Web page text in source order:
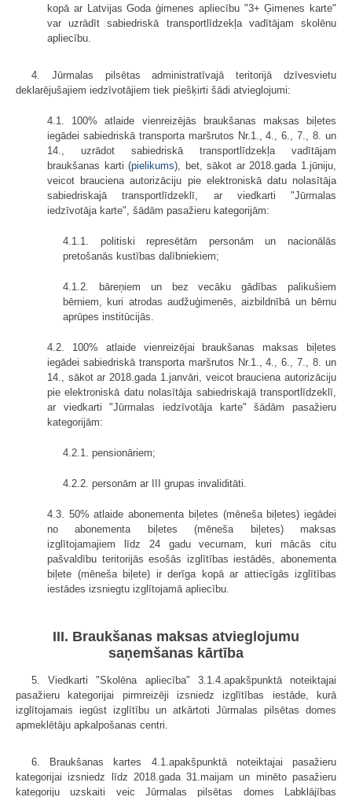
kopā ar Latvijas Goda ģimenes apliecību "3+ Ģimenes karte"
var uzrādīt sabiedriskā transportlīdzekļa vadītājam skolēnu
apliecību.
4. Jūrmalas pilsētas administratīvajā teritorijā dzīvesvietu
deklarējušajiem iedzīvotājiem tiek piešķirti šādi atvieglojumi:
4.1. 100% atlaide vienreizējās braukšanas maksas biļetes
iegādei sabiedriskā transporta maršrutos Nr.1., 4., 6., 7., 8. un
14., uzrādot sabiedriskā transportlīdzekļa vadītājam
braukšanas karti (pielikums), bet, sākot ar 2018.gada 1.jūniju,
veicot brauciena autorizāciju pie elektroniskā datu nolasītāja
sabiedriskajā transportlīdzeklī, ar viedkarti "Jūrmalas
iedzīvotāja karte", šādām pasažieru kategorijām:
4.1.1. politiski represētām personām un nacionālās
pretošanās kustības dalībniekiem;
4.1.2. bāreņiem un bez vecāku gādības palikušiem
bērniem, kuri atrodas audžuģimenēs, aizbildnībā un bērnu
aprūpes institūcijās.
4.2. 100% atlaide vienreizējai braukšanas maksas biļetes
iegādei sabiedriskā transporta maršrutos Nr.1., 4., 6., 7., 8. un
14., sākot ar 2018.gada 1.janvāri, veicot brauciena autorizāciju
pie elektroniskā datu nolasītāja sabiedriskajā transportlīdzeklī,
ar viedkarti "Jūrmalas iedzīvotāja karte" šādām pasažieru
kategorijām:
4.2.1. pensionāriem;
4.2.2. personām ar III grupas invaliditāti.
4.3. 50% atlaide abonementa biļetes (mēneša biļetes) iegādei
no abonementa biļetes (mēneša biļetes) maksas
izglītojamajiem līdz 24 gadu vecumam, kuri mācās citu
pašvaldību teritorijās esošās izglītības iestādēs, abonementa
biļete (mēneša biļete) ir derīga kopā ar attiecīgās izglītības
iestādes izsniegtu izglītojamā apliecību.
III. Braukšanas maksas atvieglojumu
saņemšanas kārtība
5. Viedkarti "Skolēna apliecība" 3.1.4.apakšpunktā noteiktajai
pasažieru kategorijai pirmreizēji izsniedz izglītības iestāde, kurā
izglītojamais iegūst izglītību un atkārtoti Jūrmalas pilsētas domes
apmeklētāju apkalpošanas centri.
6. Braukšanas kartes 4.1.apakšpunktā noteiktajai pasažieru
kategorijai izsniedz līdz 2018.gada 31.maijam un minēto pasažieru
kategoriju uzskaiti veic Jūrmalas pilsētas domes Labklājības